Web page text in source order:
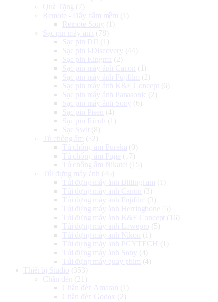
Quà Tặng (7)
Remote - Dây bấm mềm (1)
Remote Sony (1)
Sạc pin máy ảnh
(78)
Sạc pin DJI (1)
Sạc pin i-Discovery (44)
Sạc pin Kingma (2)
Sạc pin máy ảnh Canon
(1)
Sạc pin máy ảnh Fujifilm (2)
Sạc pin máy ảnh K&F Concept (6)
Sạc pin máy ảnh Panasonic (2)
Sạc pin máy ảnh Sony (6)
Sạc pin Pisen
(4)
Sạc pin Ricoh
(1)
Sạc Swit (8)
Tủ chống ẩm (32)
Tủ chống ẩm Eureka (0)
Tủ chống ẩm Fujie (17)
Tủ chống ẩm Nikatei (15)
Túi đựng máy ảnh
(46)
Túi đựng máy ảnh Billingham (1)
Túi đựng máy ảnh Canon
(3)
Túi đựng máy ảnh Fujifilm (3)
Túi đựng máy ảnh Herringbone (5)
Túi đựng máy ảnh K&F Concept (16)
Túi đựng máy ảnh Lowepro (5)
Túi đựng máy ảnh Nikon
(1)
Túi đựng máy ảnh PGYTECH
(1)
Túi đựng máy ảnh Sony (4)
Túi đựng máy quay phim (4)
Thiết bị Studio (353)
Chân đèn
(21)
Chân đèn Amaran
(1)
Chân đèn Godox (2)